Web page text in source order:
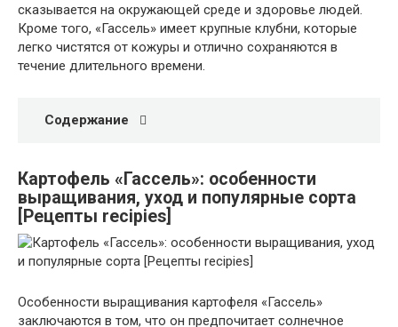
сказывается на окружающей среде и здоровье людей.
Кроме того, «Гассель» имеет крупные клубни, которые
легко чистятся от кожуры и отлично сохраняются в
течение длительного времени.
Содержание
Картофель «Гассель»: особенности
выращивания, уход и популярные сорта
[Рецепты recipies]
Особенности выращивания картофеля «Гассель»
заключаются в том, что он предпочитает солнечное